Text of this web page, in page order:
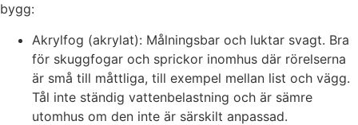
bygg:
Akrylfog (akrylat): Målningsbar och luktar svagt. Bra
för skuggfogar och sprickor inomhus där rörelserna
är små till måttliga, till exempel mellan list och vägg.
Tål inte ständig vattenbelastning och är sämre
utomhus om den inte är särskilt anpassad.